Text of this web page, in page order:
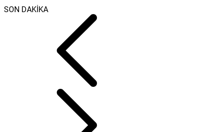
SON DAKİKA